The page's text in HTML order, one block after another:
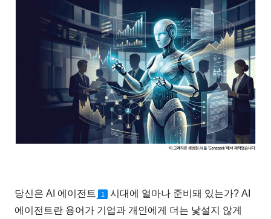
당신은 AI 에이전트 1
시대에 얼마나 준비돼 있는가? AI
에이전트란 용어가 기업과 개인에게 더는 낯설지 않게